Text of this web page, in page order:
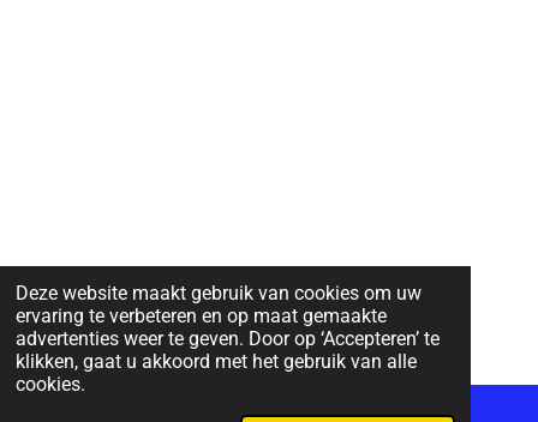
Deze website maakt gebruik van cookies om uw
ervaring te verbeteren en op maat gemaakte
advertenties weer te geven. Door op ‘Accepteren’ te
klikken, gaat u akkoord met het gebruik van alle
cookies.